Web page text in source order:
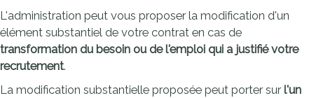
L'administration peut vous proposer la modification d'un
élément substantiel de votre contrat en cas de
transformation du besoin ou de l'emploi qui a justifié votre
recrutement.
La modification substantielle proposée peut porter surl'un